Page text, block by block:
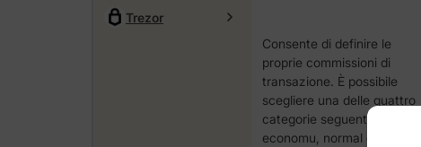
Trezor
Consente di definire le
proprie commissioni di
transazione. È possibile
scegliere una delle quattro
categorie seguenti: low,
economu, nоrmаl o hіgh.